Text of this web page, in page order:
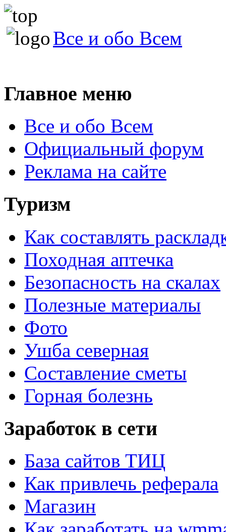
Все и обо Всем
Главное меню
Все и обо Всем
Официальный форум
Реклама на сайте
Туризм
Как составлять
Походная аптечка
Безопасность на скалах
Полезные материалы
Фото
Ушба северная
Составление сметы
Горная болезнь
Заработок в сети
База сайтов ТИЦ
Как привлечь реферала
Магазин